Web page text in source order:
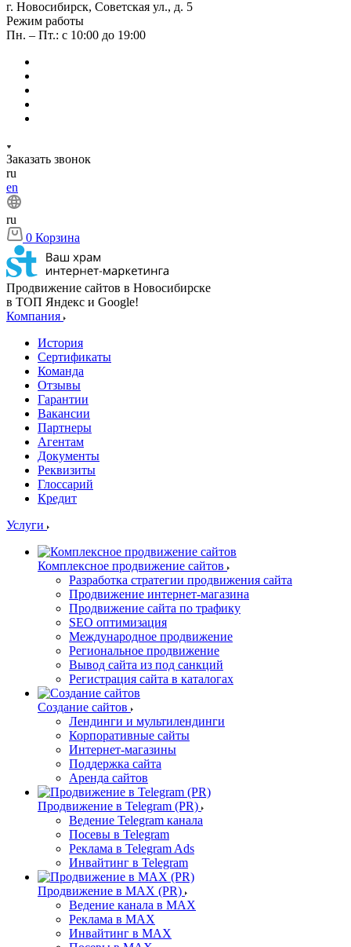
г. Новосибирск, Советская ул., д. 5
Режим работы
Пн. – Пт.: с 10:00 до 19:00
Заказать звонок
ru
en
ru
0 Корзина
Продвижение сайтов в Новосибирске
в ТОП Яндекс и Google!
Компания
История
Сертификаты
Команда
Отзывы
Гарантии
Вакансии
Партнеры
Агентам
Документы
Реквизиты
Глоссарий
Кредит
Услуги
Комплексное продвижение сайтов
Разработка стратегии продвижения сайта
Продвижение интернет-магазина
Продвижение сайта по трафику
SEO оптимизация
Международное продвижение
Региональное продвижение
Вывод сайта из под санкций
Регистрация сайта в каталогах
Создание сайтов
Лендинги и мультилендинги
Корпоративные сайты
Интернет-магазины
Поддержка сайта
Аренда сайтов
Продвижение в Telegram (PR)
Ведение Telegram канала
Посевы в Telegram
Реклама в Telegram Ads
Инвайтинг в Telegram
Продвижение в MAX (PR)
Ведение канала в MAX
Реклама в MAX
Инвайтинг в MAX